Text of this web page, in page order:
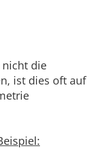
nicht die
ist dies oft auf